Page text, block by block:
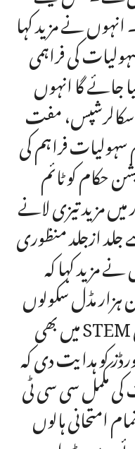
نے مزید کہا
کی فراہمی
جائے گا انہوں
سکالرشپس، مفت
سہولیات فراہم کی
حکام کو ٹائم
مزید تیزی لانے
جلد ازجلد منظوری
مزید کہا کہ
مڈل سکولوں
میں بھی STEM ایجوکیشن لیبز قائم کئے جائیں
کو ہدایت دی کہ
مکمل سی سی ٹی
امتحانی ہالوں